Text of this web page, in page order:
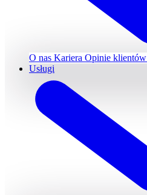
O nas Kariera Opinie klientów
Usługi